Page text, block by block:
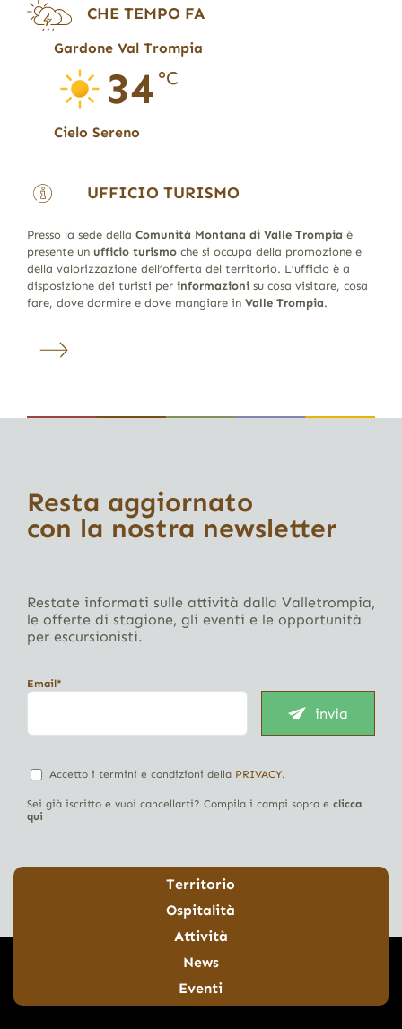
CHE TEMPO FA
Gardone Val Trompia
34 °C
Cielo Sereno
UFFICIO TURISMO
Presso la sede della Comunità Montana di Valle Trompia è
presente un ufficio turismoche si occupa della promozione e
della valorizzazione dell’offerta del territorio. L’ufficio è a
disposizione dei turisti per informazionisu cosa visitare, cosa
fare, dove dormire e dove mangiare in Valle Trompia.
Resta aggiornato
con la nostra newsletter
Restate informati sulle attività dalla Valletrompia,
le offerte di stagione, gli eventi e le opportunità
per escursionisti.
Email*
invia
Accetto i termini e condizioni della PRIVACY.
Sei già iscritto e vuoi cancellarti? Compila i campi sopra e clicca
qui
Territorio
Ospitalità
Attività
News
Eventi